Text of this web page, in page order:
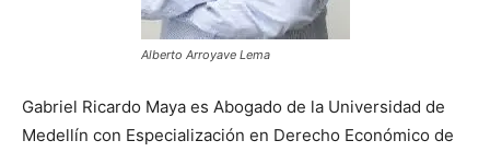
Alberto Arroyave Lema
Gabriel Ricardo Maya es Abogado de la Universidad de
Medellín con Especialización en Derecho Económico de